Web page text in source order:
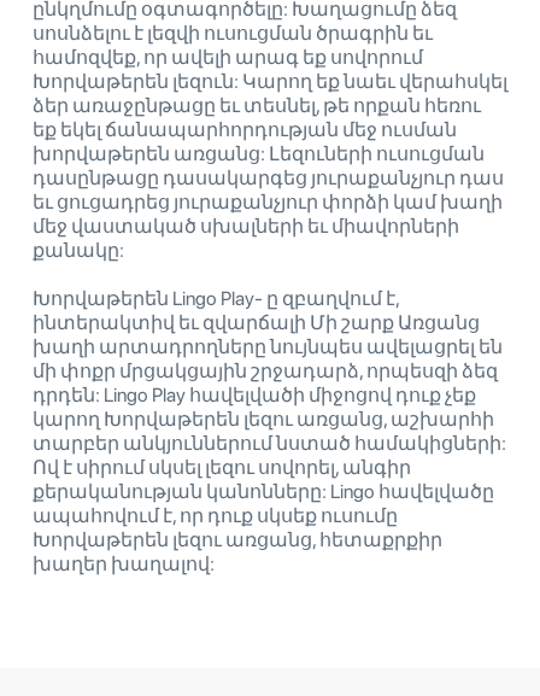
ընկղմումը օգտագործելը: Խաղացումը ձեզ
սոսնձելու է լեզվի ուսուցման ծրագրին եւ
համոզվեք, որ ավելի արագ եք սովորում
Խորվաթերեն լեզուն: Կարող եք նաեւ վերահսկել
ձեր առաջընթացը եւ տեսնել, թե որքան հեռու
եք եկել ճանապարհորդության մեջ ուսման
խորվաթերեն առցանց: Լեզուների ուսուցման
դասընթացը դասակարգեց յուրաքանչյուր դաս
եւ ցուցադրեց յուրաքանչյուր փորձի կամ խաղի
մեջ վաստակած սխալների եւ միավորների
քանակը:
Խորվաթերեն Lingo Play- ը զբաղվում է,
ինտերակտիվ եւ զվարճալի Մի շարք Առցանց
խաղի արտադրողները նույնպես ավելացրել են
մի փոքր մրցակցային շրջադարձ, որպեսզի ձեզ
դրդեն: Lingo Play հավելվածի միջոցով դուք չեք
կարող Խորվաթերեն լեզու առցանց, աշխարհի
տարբեր անկյուններում նստած համակիցների:
Ով է սիրում սկսել լեզու սովորել, անգիր
քերականության կանոնները: Lingo հավելվածը
ապահովում է, որ դուք սկսեք ուսումը
Խորվաթերեն լեզու առցանց, հետաքրքիր
խաղեր խաղալով: